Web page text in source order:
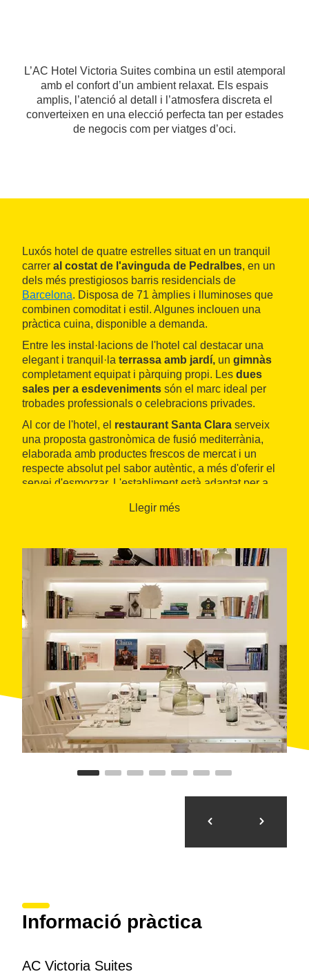
L’AC Hotel Victoria Suites combina un estil atemporal
amb el confort d’un ambient relaxat. Els espais
amplis, l’atenció al detall i l’atmosfera discreta el
converteixen en una elecció perfecta tan per estades
de negocis com per viatges d’oci.
Luxós hotel de quatre estrelles situat en un tranquil
carrer al costat de l'avinguda de Pedralbes, en un
dels més prestigiosos barris residencials de
Barcelona. Disposa de 71 àmplies i lluminoses que
combinen comoditat i estil. Algunes inclouen una
pràctica cuina, disponible a demanda.
Entre les instal·lacions de l'hotel cal destacar una
elegant i tranquil·la terrassa amb jardí, un gimnàs
completament equipat i pàrquing propi. Les dues
sales per a esdeveniments són el marc ideal per
trobades professionals o celebracions privades.
Al cor de l'hotel, el restaurant Santa Clara serveix
una proposta gastronòmica de fusió mediterrània,
elaborada amb productes frescos de mercat i un
respecte absolut pel sabor autèntic, a més d'oferir el
servei d'esmorzar. L'establiment està adaptat per a
pocs minuts caminant de l’IESE, l'ESADE, elCamp
i el museu del FC Barcelona, i de l'hospital
CIMA. Es tracta d'una ubicació estratègica que facilita
l’accés, tant al centre de Barcelona com a l’aeroport
del Prat i l’estació de Sants.
Llegir més
Informació pràctica
AC Victoria Suites